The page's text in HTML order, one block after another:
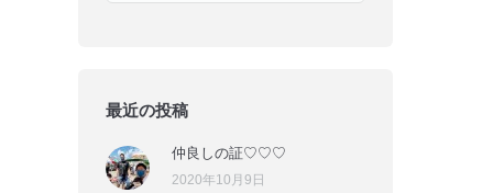
最近の投稿
仲良しの証♡♡♡
2020年10月9日